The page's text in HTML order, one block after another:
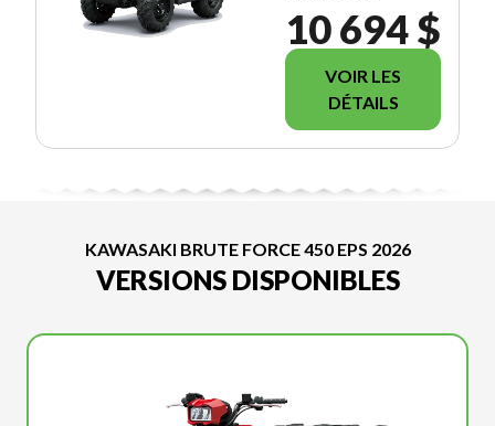
10 694 $
VOIR LES
DÉTAILS
KAWASAKI BRUTE FORCE 450 EPS 2026
VERSIONS DISPONIBLES